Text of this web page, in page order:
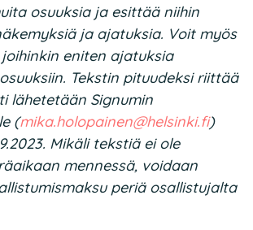
osuuksia ja esittää niihin
ja ajatuksia. Voit myös
eniten ajatuksia
Tekstin pituudeksi riittää
lähetetään Signumin
(mika.holopainen@helsinki.fi)
Mikäli tekstiä ei ole
mennessä, voidaan
periä osallistujalta